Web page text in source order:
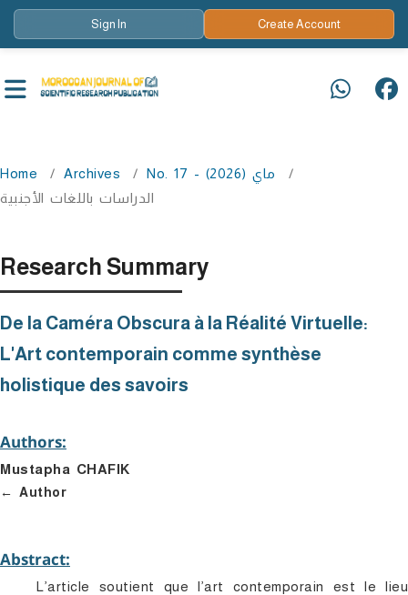
Sign In Create Account
Home / Archives / No. 17 - ماي (2026)
/
الدراسات باللغات الأجنبية
Research Summary
De la Caméra Obscura à la Réalité Virtuelle:
L'Art contemporain comme synthèse
holistique des savoirs
Authors:
Mustapha CHAFIK
Author
Abstract:
L’article soutient que l’art contemporain est le lieu